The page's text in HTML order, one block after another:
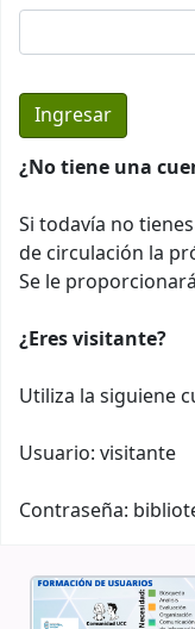
¿No tiene una
Si todavía no
de circulación la
Se le
¿Eres visitante?
Utiliza la siguiene
Usuario: visitante
Contraseña: